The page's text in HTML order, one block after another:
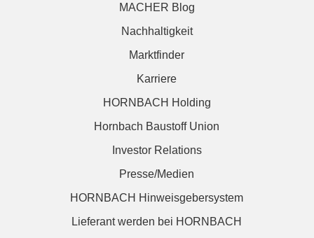
MACHER Blog
Nachhaltigkeit
Marktfinder
Karriere
HORNBACH Holding
Hornbach Baustoff Union
Investor Relations
Presse/Medien
HORNBACH Hinweisgebersystem
Lieferant werden bei HORNBACH